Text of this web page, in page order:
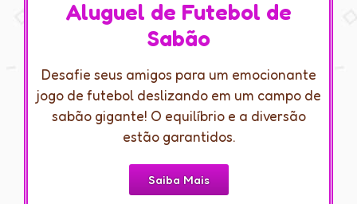
Aluguel de Futebol de
Sabão
Desafie seus amigos para um emocionante
jogo de futebol deslizando em um campo de
sabão gigante! O equilíbrio e a diversão
estão garantidos.
Saiba Mais